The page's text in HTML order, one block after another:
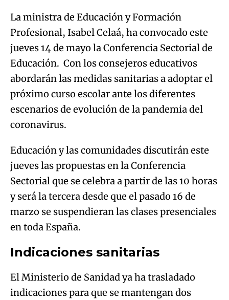
La ministra de Educación y Formación
Profesional, Isabel Celaá, ha convocado este
jueves 14 de mayo la Conferencia Sectorial de
Educación. Con los consejeros educativos
abordarán las medidas sanitarias a adoptar el
próximo curso escolar ante los diferentes
escenarios de evolución de la pandemia del
coronavirus.
Educación y las comunidades discutirán este
jueves las propuestas en la Conferencia
Sectorial que se celebra a partir de las 10 horas
y será la tercera desde que el pasado 16 de
marzo se suspendieran las clases presenciales
en toda España.
Indicaciones sanitarias
El Ministerio de Sanidad ya ha trasladado
indicaciones para que se mantengan dos